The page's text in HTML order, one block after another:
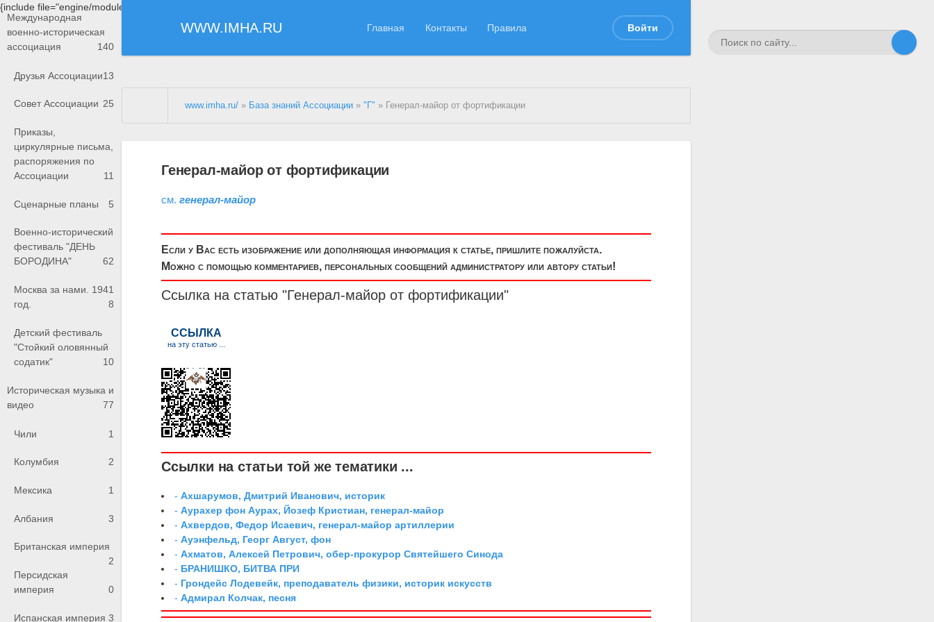
{include file="engine/modules/saperu/head.php"}
WWW.IMHA.RU Главная Контакты Правила Войти
Международная
военно-историческая
ассоциация
140
Друзья Ассоциации13
Совет Ассоциации 25
Приказы,
циркулярные письма,
распоряжения по
Ассоциации
11
Сценарные планы 5
Военно-исторический
фестиваль "ДЕНЬ
БОРОДИНА"
62
Москва за нами. 1941
год.
8
Детский фестиваль
"Стойкий оловянный
содатик"
10
Историческая музыка и
видео
77
Чили 1
Колумбия 2
Мексика 1
Албания 3
Британская империя
2
Персидская
империя
0
Испанская империя 3
www.imha.ru/ » База знаний Ассоциации »"Г" » Генерал-майор от фортифика­ции
Генерал-майор от фортифика­ции
см.генерал-майор
Если у Вас есть изображение или дополняющая информация к статье, пришлите пожалуйста.
Можно с помощью комментариев, персональных сообщений администратору или автору статьи!
Ссылка на статью "Генерал-майор от фортифика­ции"
Ссылки на статьи той же тематики ...
-Ахшарумов, Дмитрий Иванович, историк
-Аурахер фон Аурах, Йозеф Кристиан, генерал-майор
-Ахвердов, Федор Исаевич, генерал-майор артиллерии
-Ауэнфельд, Георг Август, фон
-Ахматов, Алексей Петрович, обер-прокурор Святейшего Синода
- БРАНИШКО, БИТВА ПРИ
- Грондейс Лодевейк, преподаватель физики, историк искусств
-Адмирал Колчак, песня